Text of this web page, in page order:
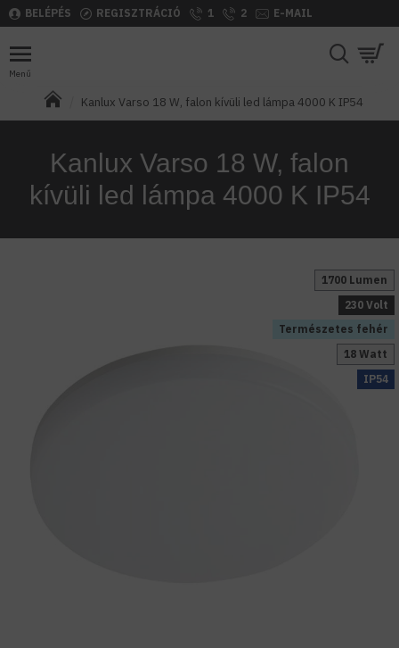
BELÉPÉS REGISZTRÁCIÓ 1 2 E-MAIL
Kanlux Varso 18 W, falon kívüli led lámpa 4000 K IP54
Kanlux Varso 18 W, falon
kívüli led lámpa 4000 K IP54
Természetes fehér
1700 Lumen
18 Watt
230 Volt
IP54